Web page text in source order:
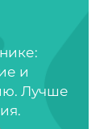
и
Лучше